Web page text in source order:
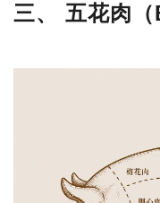
三、 五花肉（